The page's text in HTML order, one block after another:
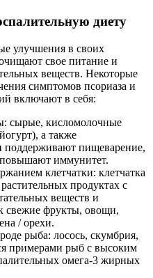
диету
улучшения в своих
свое питание и
веществ. Некоторые
симптомов псориаза и
включают в себя:
сырые, кисломолочные
а также
пищеварение,
иммунитет.
клетчатки: клетчатка
продуктах с
веществ и
свежие фрукты, овощи,
/ орехи.
рыба: лосось, скумбрия,
примерами рыб с высоким
омега-3 жирных